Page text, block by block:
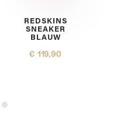
REDSKINS
SNEAKER
BLAUW
€ 119,90